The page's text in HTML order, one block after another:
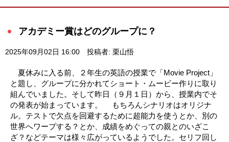
アカデミー賞はどのグループに？
2025年09月02日 16:00 投稿者: 栗山悟
夏休みに入る前、２年生の英語の授業で「Movie Project」
と題し、グループに分かれてショート・ムービー作りに取り
組んでいました。そして昨日（９月１日）から、授業内でそ
の発表が始まっています。 もちろんシナリオはオリジナ
ル。テストで欠点を回避するために超能力を使うとか、別の
世界へワープする？とか、成績をめぐっての親とのいざこ
ざ？などテーマは様々広がっているようでした。セリフ回し